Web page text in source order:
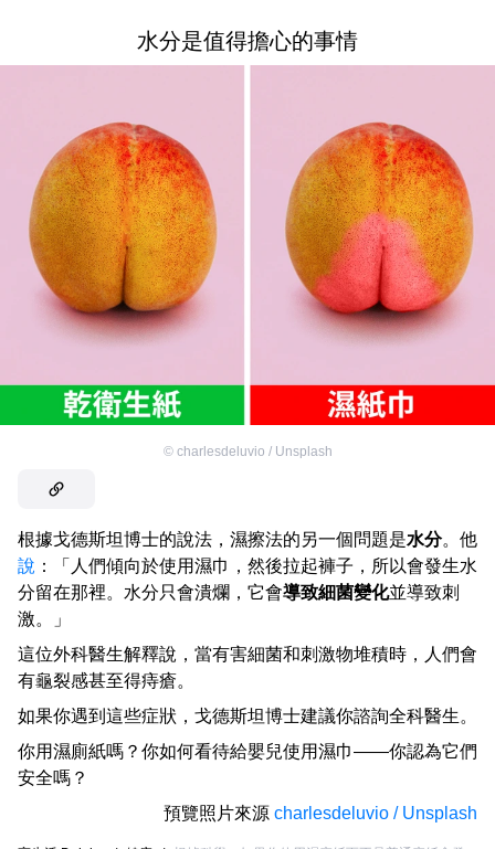
水分是值得擔心的事情
© charlesdeluvio / Unsplash
根據戈德斯坦博士的說法，濕擦法的另一個問題是水分。他
說 ：「人們傾向於使用濕巾，然後拉起褲子，所以會發生水
分留在那裡。水分只會潰爛，它會導致細菌變化並導致刺
激。」
這位外科醫生解釋說，當有害細菌和刺激物堆積時，人們會
有龜裂感甚至得痔瘡。
如果你遇到這些症狀，戈德斯坦博士建議你諮詢全科醫生。
你用濕廁紙嗎？你如何看待給嬰兒使用濕巾——你認為它們
安全嗎？
預覽照片來源 charlesdeluvio / Unsplash